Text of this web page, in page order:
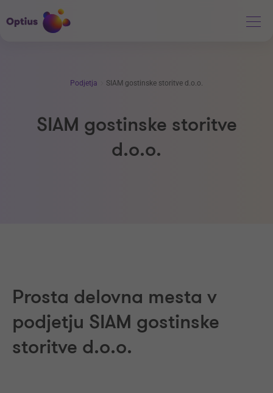
Podjetja SIAM gostinske storitve d.o.o.
SIAM gostinske storitve
d.o.o.
Prosta delovna mesta v
podjetju SIAM gostinske
storitve d.o.o.